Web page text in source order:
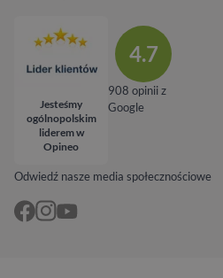
Odwiedź nasze media społecznościowe
Jesteśmy
ogólnopolskim
liderem w
Opineo
4.7
908 opinii z
Google